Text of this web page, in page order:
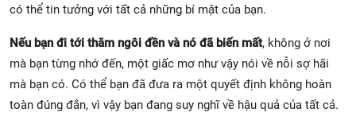
có thể tin tưởng với tất cả những bí mật của bạn.
Nếu bạn đi tới thăm ngôi đền và nó đã biến mất, không ở nơi
mà bạn từng nhớ đến, một giấc mơ như vậy nói về nỗi sợ hãi
mà bạn có. Có thể bạn đã đưa ra một quyết định không hoàn
toàn đúng đắn, vì vậy bạn đang suy nghĩ về hậu quả của tất cả.